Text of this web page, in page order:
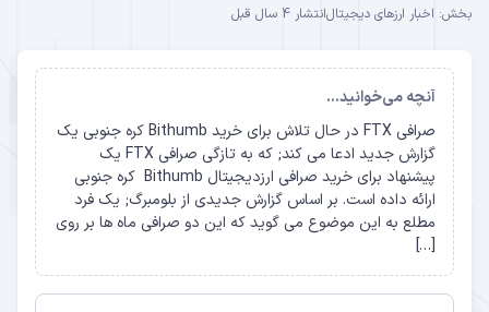
بخش: اخبار ارزهای دیجیتالانتشار 4 سال قبل
آنچه می‌خوانید...
صرافی FTX در حال تلاش برای خرید Bithumb کره جنوبی یک
گزارش جدید ادعا می کند; که به تازگی صرافی FTX یک
پیشنهاد برای خرید صرافی ارزدیجیتال Bithumb کره جنوبی
ارائه داده است. بر اساس گزارش جدیدی از بلومبرگ; یک فرد
مطلع به این موضوع می گوید که این دو صرافی ماه ها بر روی
[…]